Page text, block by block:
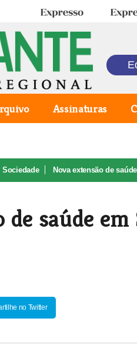
Expresso
Assinaturas
Sociedade Nova extensão de
de saúde
no Twitter